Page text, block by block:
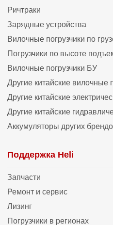
Ричтраки
Зарядные устройства
Вилочные погрузчики по
Погрузчики по высоте
Вилочные погрузчики БУ
Другие китайские вилочные
Другие китайские
Другие китайские
Аккумуляторы других
Поддержка Heli
Запчасти
Ремонт и сервис
Лизинг
Погрузчики в регионах